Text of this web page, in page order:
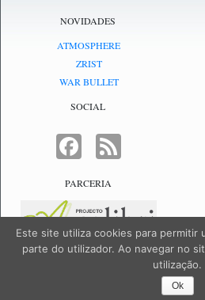
NOVIDADES
ATMOSPHERE
ZRIST
WAR BULLET
SOCIAL
FACEBOOK
PARCERIA
NetJogos - powered by
Este site utiliza cookies para permitir
parte do utilizador. Ao navegar no
utilização.
Ok